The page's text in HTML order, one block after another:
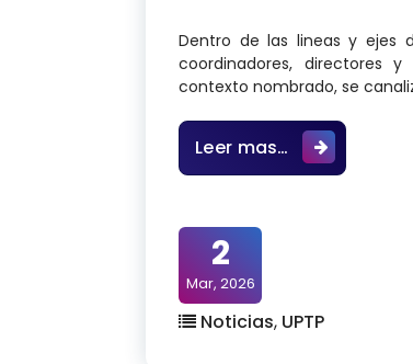
Dentro de las lineas y ejes
coordinadores, directores
contexto nombrado, se
Leer mas… En el
2
Mar, 2026
Noticias, UPTP